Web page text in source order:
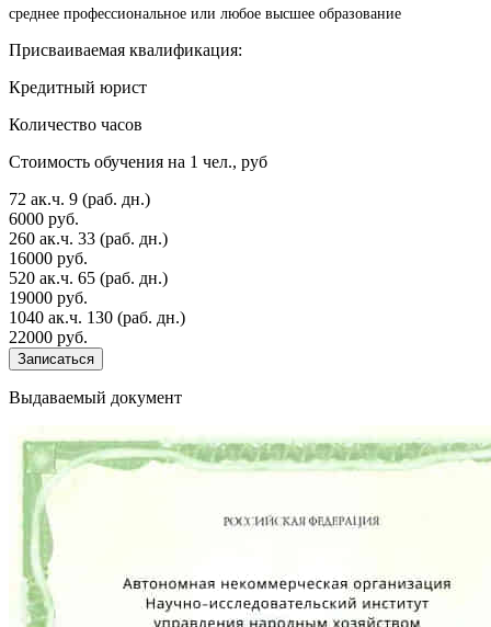
среднее профессиональное или любое высшее образование
Присваиваемая квалификация:
Кредитный юрист
Количество часов
Стоимость обучения на 1 чел., руб
72 ак.ч. 9 (раб. дн.)
6000 руб.
260 ак.ч. 33 (раб. дн.)
16000 руб.
520 ак.ч. 65 (раб. дн.)
19000 руб.
1040 ак.ч. 130 (раб. дн.)
22000 руб.
Записаться
Выдаваемый документ